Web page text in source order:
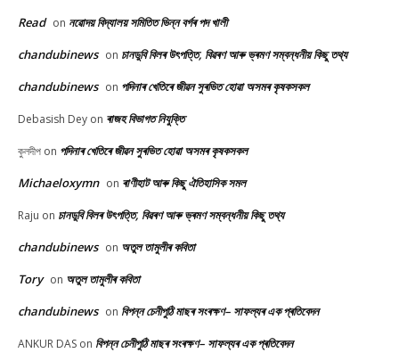
Read on নৱোদয় বিদ্যালয় সমিতিত ভিন্ন বৰ্গৰ পদ খালী
chandubinews on চানডুবি বিলৰ উৎপত্তি, বিৱৰণ আৰু ভ্ৰমণ সম্বন্ধনীয় কিছু তথ্য
chandubinews on পদিনাৰ খেতিৰে জীৱন সুৰভিত হোৱা অসমৰ কৃষকসকল
Debasish Dey on ৰাজহ বিভাগত নিযুক্তি
কুলদীপ on পদিনাৰ খেতিৰে জীৱন সুৰভিত হোৱা অসমৰ কৃষকসকল
Michaeloxymn on ৰাণীহাট আৰু কিছু ঐতিহাসিক সমল
Raju on চানডুবি বিলৰ উৎপত্তি, বিৱৰণ আৰু ভ্ৰমণ সম্বন্ধনীয় কিছু তথ্য
chandubinews on অতুল তামুলীৰ কবিতা
Tory on অতুল তামুলীৰ কবিতা
chandubinews on বিপন্ন চেনীপুঠি মাছৰ সংৰক্ষণ– সাফল্যৰ এক প্ৰতিবেদন
ANKUR DAS on বিপন্ন চেনীপুঠি মাছৰ সংৰক্ষণ– সাফল্যৰ এক প্ৰতিবেদন